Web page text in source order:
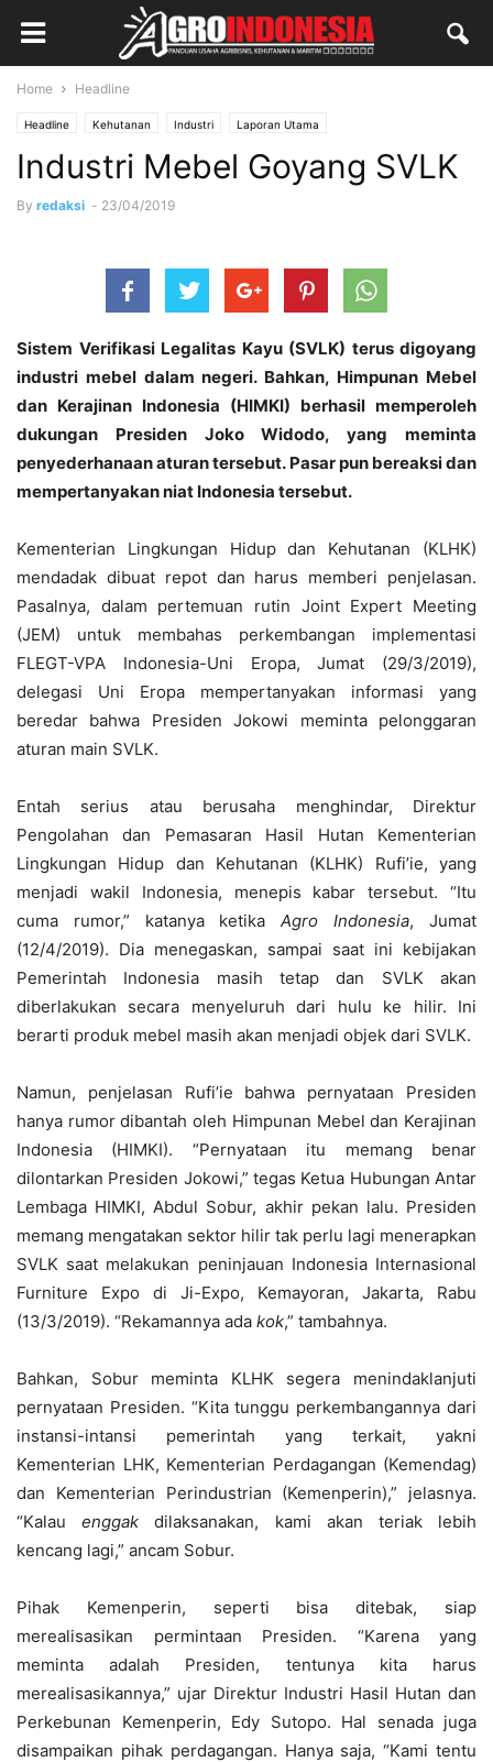
Home Headline
Headline Kehutanan Industri Laporan Utama
Industri Mebel Goyang SVLK
By redaksi - 23/04/2019
Sistem Verifikasi Legalitas Kayu (SVLK) terus digoyang
industri mebel dalam negeri. Bahkan, Himpunan Mebel
dan Kerajinan Indonesia (HIMKI) berhasil memperoleh
dukungan Presiden Joko Widodo, yang meminta
penyederhanaan aturan tersebut. Pasar pun bereaksi dan
mempertanyakan niat Indonesia tersebut.
Kementerian Lingkungan Hidup dan Kehutanan (KLHK)
mendadak dibuat repot dan harus memberi penjelasan.
Pasalnya, dalam pertemuan rutin Joint Expert Meeting
(JEM) untuk membahas perkembangan implementasi
FLEGT-VPA Indonesia-Uni Eropa, Jumat (29/3/2019),
delegasi Uni Eropa mempertanyakan informasi yang
beredar bahwa Presiden Jokowi meminta pelonggaran
aturan main SVLK.
Entah serius atau berusaha menghindar, Direktur
Pengolahan dan Pemasaran Hasil Hutan Kementerian
Lingkungan Hidup dan Kehutanan (KLHK) Rufi’ie, yang
menjadi wakil Indonesia, menepis kabar tersebut. “Itu
cuma rumor,” katanya ketikaAgro Indonesia, Jumat
(12/4/2019). Dia menegaskan, sampai saat ini kebijakan
Pemerintah Indonesia masih tetap dan SVLK akan
diberlakukan secara menyeluruh dari hulu ke hilir. Ini
berarti produk mebel masih akan menjadi objek dari SVLK.
Namun, penjelasan Rufi’ie bahwa pernyataan Presiden
hanya rumor dibantah oleh Himpunan Mebel dan Kerajinan
Indonesia (HIMKI). “Pernyataan itu memang benar
dilontarkan Presiden Jokowi,” tegas Ketua Hubungan Antar
Lembaga HIMKI, Abdul Sobur, akhir pekan lalu. Presiden
memang mengatakan sektor hilir tak perlu lagi menerapkan
SVLK saat melakukan peninjauan Indonesia Internasional
Furniture Expo di Ji-Expo, Kemayoran, Jakarta, Rabu
(13/3/2019). “Rekamannya ada kok,” tambahnya.
Bahkan, Sobur meminta KLHK segera menindaklanjuti
pernyataan Presiden. “Kita tunggu perkembangannya dari
instansi-intansi pemerintah yang terkait, yakni
Kementerian LHK, Kementerian Perdagangan (Kemendag)
dan Kementerian Perindustrian (Kemenperin),” jelasnya.
“Kalauenggak dilaksanakan, kami akan teriak lebih
kencang lagi,” ancam Sobur.
Pihak Kemenperin, seperti bisa ditebak, siap
merealisasikan permintaan Presiden. “Karena yang
meminta adalah Presiden, tentunya kita harus
merealisasikannya,” ujar Direktur Industri Hasil Hutan dan
Perkebunan Kemenperin, Edy Sutopo. Hal senada juga
disampaikan pihak perdagangan. Hanya saja, “Kami tentu